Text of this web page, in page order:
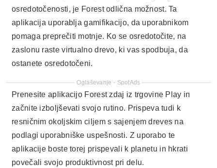
osredotočenosti, je Forest odlična možnost. Ta
aplikacija uporablja gamifikacijo, da uporabnikom
pomaga preprečiti motnje. Ko se osredotočite, na
zaslonu raste virtualno drevo, ki vas spodbuja, da
ostanete osredotočeni.
Oglaševanje - SpotAds
Prenesite aplikacijo Forest zdaj iz trgovine Play in
začnite izboljševati svojo rutino. Prispeva tudi k
resničnim okoljskim ciljem s sajenjem dreves na
podlagi uporabniške uspešnosti. Z uporabo te
aplikacije boste torej prispevali k planetu in hkrati
povečali svojo produktivnost pri delu.